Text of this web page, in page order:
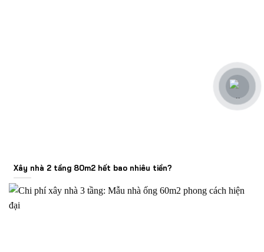
Xây nhà 2 tầng 80m2 hết bao nhiêu tiền?